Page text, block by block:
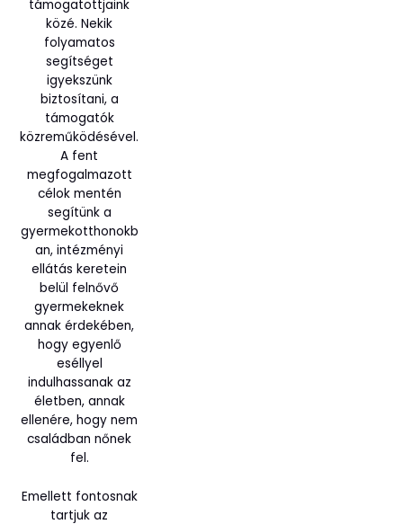
támogatottjaink
közé. Nekik
folyamatos
segítséget
igyekszünk
biztosítani, a
támogatók
közreműködésével.
A fent
megfogalmazott
célok mentén
segítünk a
gyermekotthonokb
an, intézményi
ellátás keretein
belül felnővő
gyermekeknek
annak érdekében,
hogy egyenlő
eséllyel
indulhassanak az
életben, annak
ellenére, hogy nem
családban nőnek
fel.
Emellett fontosnak
tartjuk az